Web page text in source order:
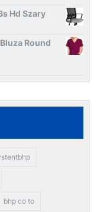
Hd Szary
Round
bhp co to